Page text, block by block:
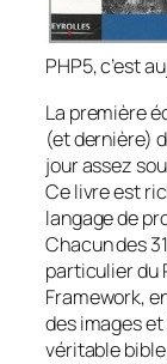
PHP5, c’est
La première
(et dernière)
jour assez
Ce livre est
langage de
Chacun des
particulier du
Framework,
des images
véritable